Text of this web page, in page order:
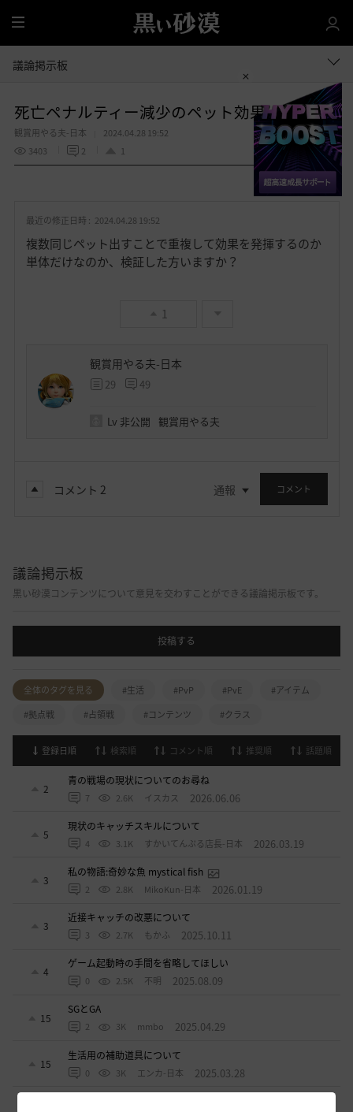
全
体
議論掲示板
死亡ペナルティー減少のペット効果
観賞用やる夫-日本
2024.04.28 19:52
3403
2 1
お
入
共有する
最近の修正日時 : 2024.04.28 19:52
複数同じペット出すことで重複して効果を発揮するのか
単体だけなのか、検証した方いますか？
1
観賞用やる夫-日本
29 49
Lv 非公開 観賞用やる夫
コメント 2 通報 コメント
議論掲示板
黒い砂漠コンテンツについて意見を交わすことができる議論掲示板です。
投稿する
全体のタグを見る #生活 #PvP #PvE
#アイテム
#拠点戦
#占領戦 #コンテンツ #クラス
登録日順 検索順 コメント順 推奨順 話題順
2
青の戦場の現状についてのお尋ね
7 2.6K イスカス 2026.06.06
5
現状のキャッチスキルについて
4 3.1K すかいてんぷる店長-日本 2026.03.19
3
私の物語:奇妙な魚 mystical fish
2 2.8K MikoKun-日本 2026.01.19
3
近接キャッチの改悪について
3 2.7K もかふ 2025.10.11
4
ゲーム起動時の手間を省略してほしい
0 2.5K 不明 2025.08.09
15
SGとGA
2 3K mmbo 2025.04.29
15
生活用の補助道具について
0 3K エンカ-日本 2025.03.28